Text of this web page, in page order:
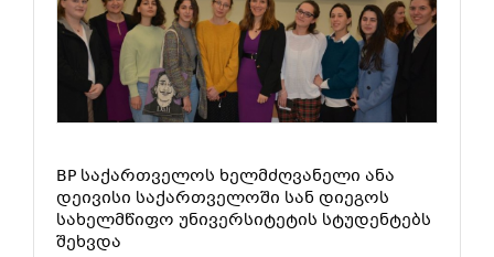
BP საქართველოს ხელმძღვანელი ანა
დეივისი საქართველოში სან დიეგოს
სახელმწიფო უნივერსიტეტის სტუდენტებს
შეხვდა